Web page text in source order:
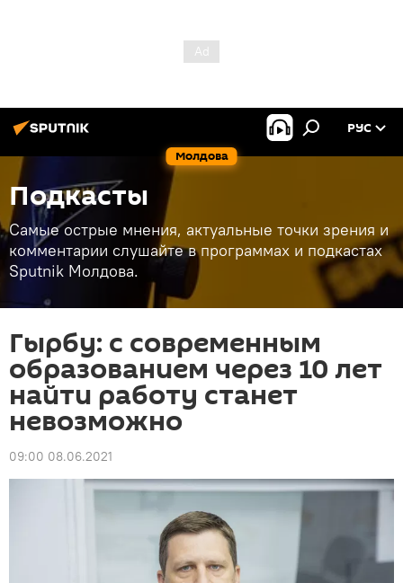
Молдова
РУС
Подкасты
Самые острые мнения, актуальные точки зрения и
комментарии слушайте в программах и подкастах
Sputnik Молдова.
Гырбу: с современным
образованием через 10 лет
найти работу станет
невозможно
09:00 08.06.2021